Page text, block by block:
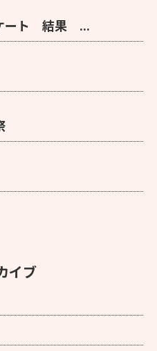
ート 結果 ...
イブ